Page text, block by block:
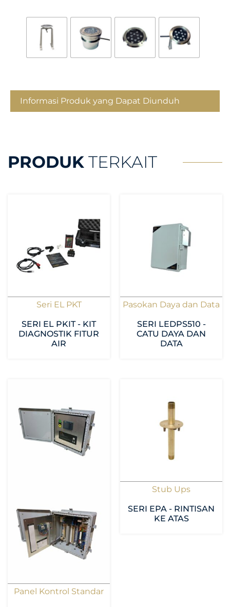
Informasi Produk yang Dapat Diunduh
PRODUK TERKAIT
Seri EL PKT
SERI EL PKIT - KIT
DIAGNOSTIK FITUR
AIR
Pasokan Daya dan Data
SERI LEDPS510 -
CATU DAYA DAN
DATA
Panel Kontrol Standar
Stub Ups
SERI EPA - RINTISAN
KE ATAS